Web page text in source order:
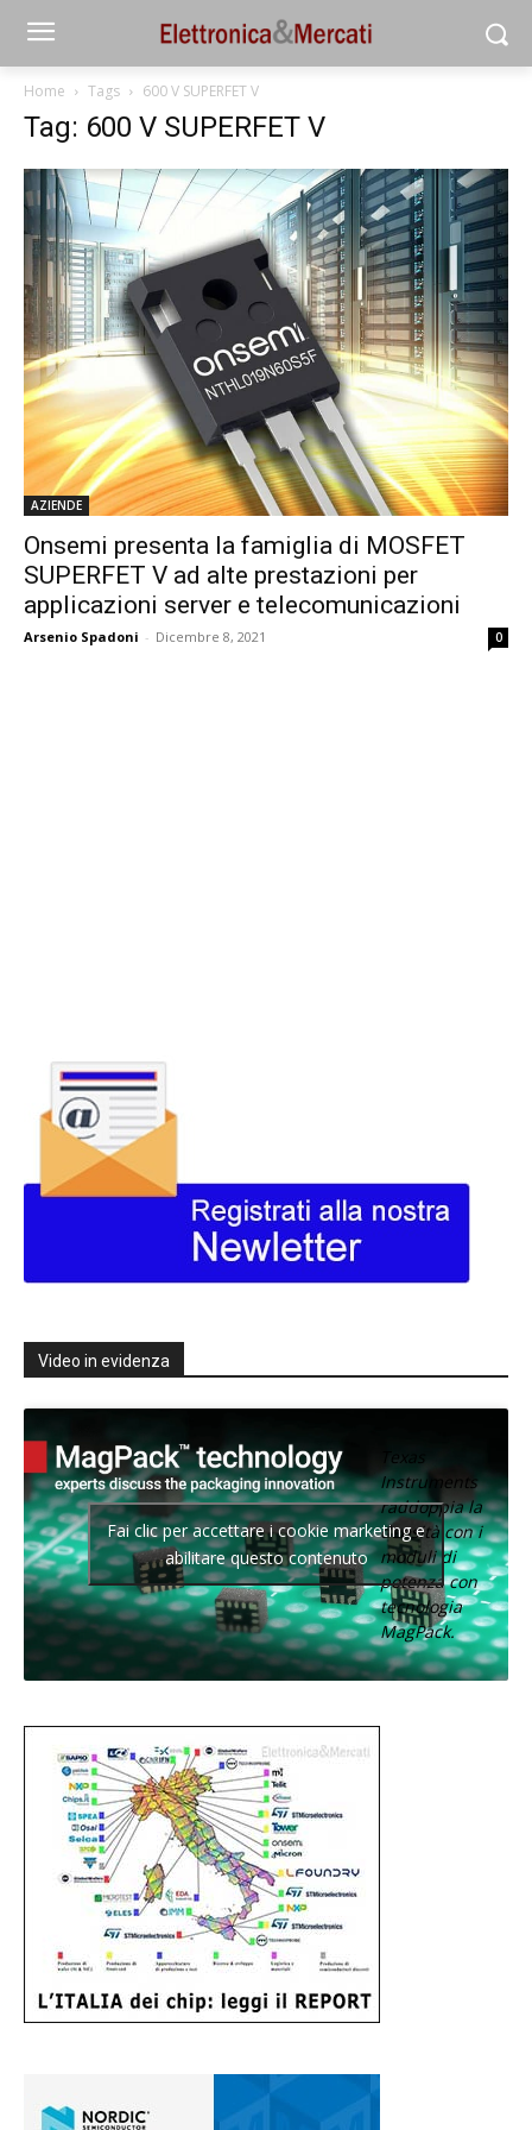
Home Tags 600 V SUPERFET V
Tag: 600 V SUPERFET V
AZIENDE
Onsemi presenta la famiglia di MOSFET
SUPERFET V ad alte prestazioni per
applicazioni server e telecomunicazioni
Arsenio Spadoni - Dicembre 8, 2021 0
Video in evidenza
Texas
Instruments
raddoppia la
densità con i
moduli di
potenza con
tecnologia
MagPack.
Fai clic per accettare i cookie marketing e
abilitare questo contenuto